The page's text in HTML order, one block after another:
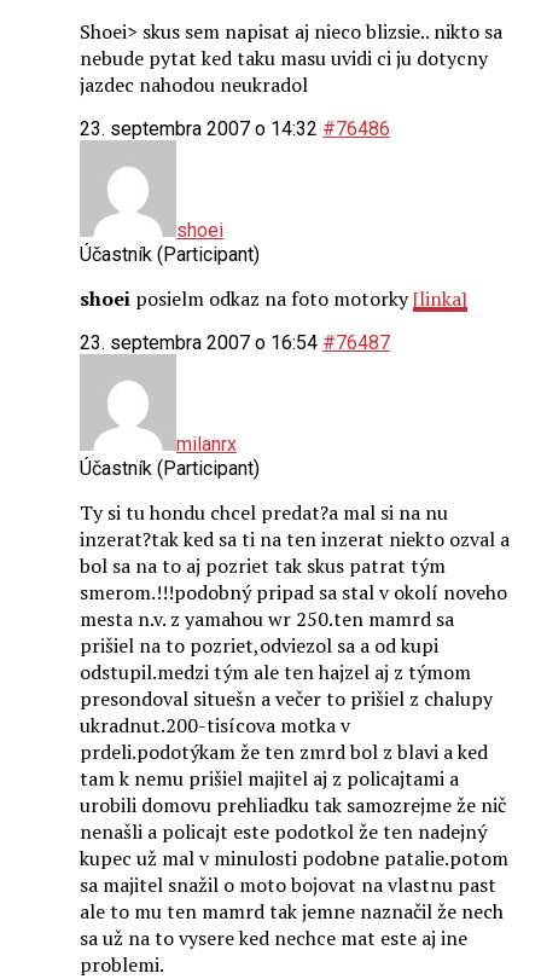
Shoei> skus sem napisat aj nieco blizsie.. nikto sa
nebude pytat ked taku masu uvidi ci ju dotycny
jazdec nahodou neukradol
23. septembra 2007 o 14:32 #76486
shoei
Účastník (Participant)
shoeiposielm odkaz na foto motorky[linka]
23. septembra 2007 o 16:54 #76487
milanrx
Účastník (Participant)
Ty si tu hondu chcel predat?a mal si na nu
inzerat?tak ked sa ti na ten inzerat niekto ozval a
bol sa na to aj pozriet tak skus patrat tým
smerom.!!!podobný pripad sa stal v okolí noveho
mesta n.v. z yamahou wr 250.ten mamrd sa
prišiel na to pozriet,odviezol sa a od kupi
odstupil.medzi tým ale ten hajzel aj z týmom
presondoval situešn a večer to prišiel z chalupy
ukradnut.200-tisícova motka v
prdeli.podotýkam že ten zmrd bol z blavi a ked
tam k nemu prišiel majitel aj z policajtami a
urobili domovu prehliadku tak samozrejme že nič
nenašli a policajt este podotkol že ten nadejný
kupec už mal v minulosti podobne patalie.potom
sa majitel snažil o moto bojovat na vlastnu past
ale to mu ten mamrd tak jemne naznačil že nech
sa už na to vysere ked nechce mat este aj ine
problemi.